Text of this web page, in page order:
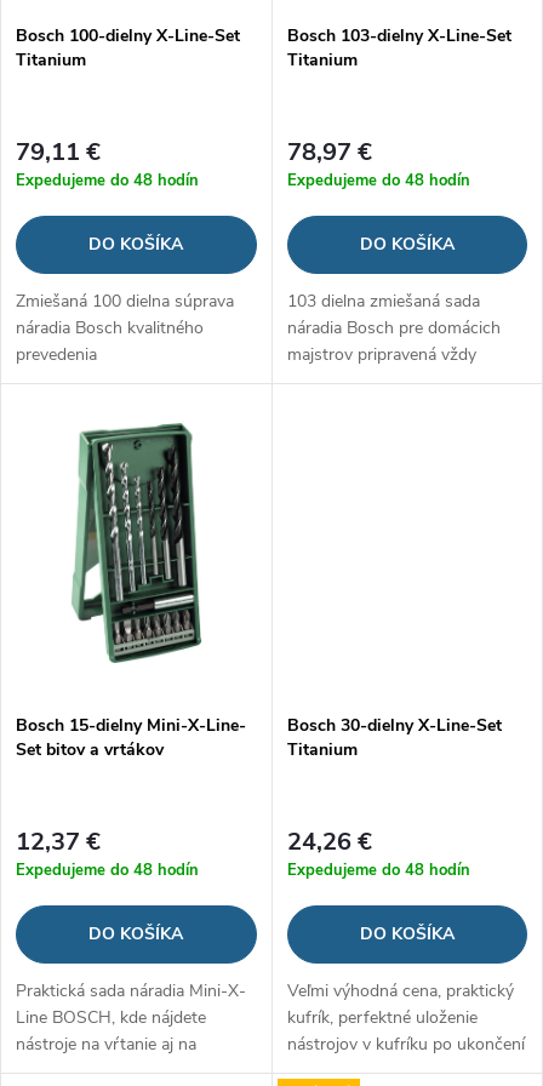
p
o
d
u
k
p
r
o
d
u
k
t
Bosch 100-dielny X-Line-Set
Titanium
79,11 €
Expedujeme do 48 hodín
DO KOŠÍKA
Zmiešaná 100 dielna súprava
náradia Bosch kvalitného
prevedenia
Bosch 103-dielny X-Line-Set
Titanium
78,97 €
Expedujeme do 48 hodín
DO KOŠÍKA
103 dielna zmiešaná sada
náradia Bosch pre domácich
majstrov pripravená vždy
pomôcť
Bosch 15-dielny Mini-X-Line-
Set bitov a vrtákov
12,37 €
Expedujeme do 48 hodín
DO KOŠÍKA
Praktická sada náradia Mini-X-
Line BOSCH, kde nájdete
nástroje na vŕtanie aj na
šroubovanie, v praktickej
Bosch 30-dielny X-Line-Set
Titanium
24,26 €
Expedujeme do 48 hodín
DO KOŠÍKA
Veľmi výhodná cena, praktický
kufrík, perfektné uloženie
nástrojov v kufríku po ukončení
práce